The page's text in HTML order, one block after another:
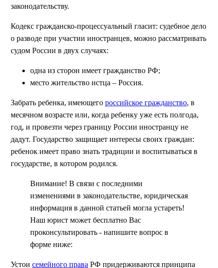
законодательству.
Кодекс гражданско-процессуальный гласит: судебное дело
о разводе при участии иностранцев, можно рассматривать
судом России в двух случаях:
одна из сторон имеет гражданство РФ;
место жительство истца – Россия.
Забрать ребенка, имеющего российское гражданство, в
месячном возрасте или, когда ребенку уже есть полгода,
год, и провезти через границу России иностранцу не
дадут. Государство защищает интересы своих граждан:
ребенок имеет право знать традиции и воспитываться в
государстве, в котором родился.
Внимание! В связи с последними
изменениями в законодательстве, юридическая
информация в данной статьей могла устареть!
Наш юрист может бесплатно Вас
проконсультировать - напишите вопрос в
форме ниже:
Устои семейного права РФ придерживаются принципа